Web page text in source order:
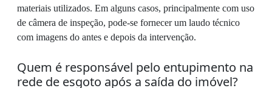
materiais utilizados. Em alguns casos, principalmente com uso
de câmera de inspeção, pode-se fornecer um laudo técnico
com imagens do antes e depois da intervenção.
Quem é responsável pelo entupimento na
rede de esgoto após a saída do imóvel?